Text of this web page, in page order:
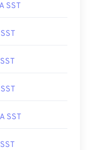
SST
SST